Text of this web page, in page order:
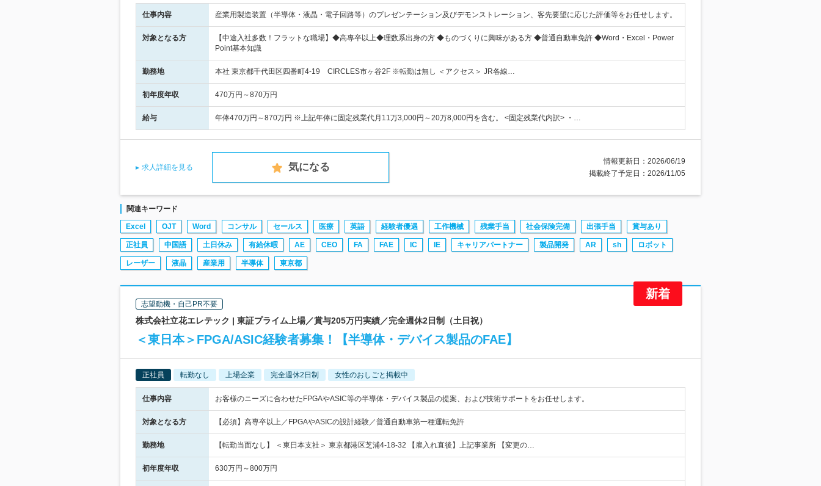
仕事内容 産業用製造装置（半導体・液晶・電子回路等）のプレゼンテーション及びデモンストレーション、客先要望に応じた評価等をお任せします。
対象となる方
【中途入社多数！フラットな職場】◆高專卒以上◆理数系出身の方 ◆ものづくりに興味がある方 ◆普通自動車免許 ◆Word・Excel・Power
Point基本知識
勤務地 本社 東京都千代田区四番町4-19 CIRCLES市ヶ谷2F ※転勤は無し ＜アクセス＞ JR各線…
初年度年収 470万円～870万円
給与 年俸470万円～870万円 ※上記年俸に固定残業代月11万3,000円～20万8,000円を含む。 <固定残業代内訳> ・…
求人詳細を見る 気になる
情報更新日：2026/06/19
掲載終了予定日：2026/11/05
関連キーワード
Excel OJT Word コンサル セールス 医療 英語 経験者優遇 工作機械 残業手当 社会保険完備 出張手当 賞与あり
正社員 中国語 土日休み 有給休暇 AE CEO FA FAE IC IE キャリアパートナー 製品開発 AR sh ロボット
レーザー 液晶 産業用 半導体 東京都
志望動機・自己PR不要
株式会社立花エレテック | 東証プライム上場／賞与205万円実績／完全週休2日制（土日祝）
＜東日本＞FPGA/ASIC経験者募集！【半導体・デバイス製品のFAE】
正社員 転勤なし 上場企業 完全週休2日制 女性のおしごと掲載中
仕事内容 お客様のニーズに合わせたFPGAやASIC等の半導体・デバイス製品の提案、および技術サポートをお任せします。
対象となる方 【必須】高専卒以上／FPGAやASICの設計経験／普通自動車第一種運転免許
勤務地 【転勤当面なし】 ＜東日本支社＞ 東京都港区芝浦4-18-32 【雇入れ直後】上記事業所 【変更の…
初年度年収 630万円～800万円